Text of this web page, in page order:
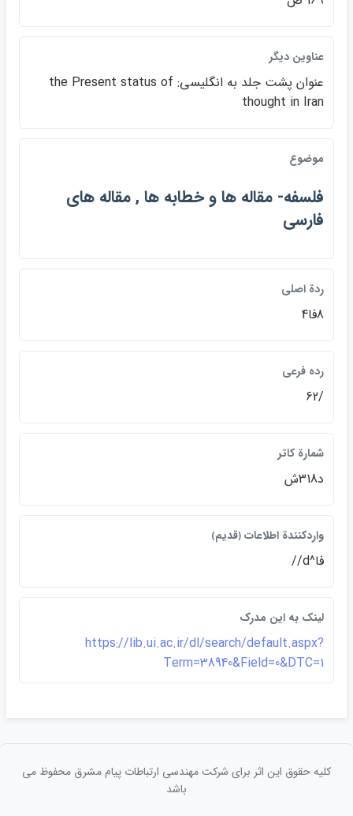
عناوين ديگر
عنوان پشت جلد به انگليسي: the Present status of
thought in Iran
موضوع
فلسفه- مقاله ها و خطابه ها , مقاله هاي
فارسي
ردة اصلي
8فا4
رده فرعي
/62
شمارة كاتر
د318ش
واردكنندة اطلاعات ﴿قديم﴾
فا^d//
لينک به اين مدرک
https://lib.ui.ac.ir/dl/search/default.aspx?
Term=38940&Field=0&DTC=1
کلیه حقوق این اثر برای شرکت مهندسی ارتباطات پيام مشرق محفوظ می
باشد